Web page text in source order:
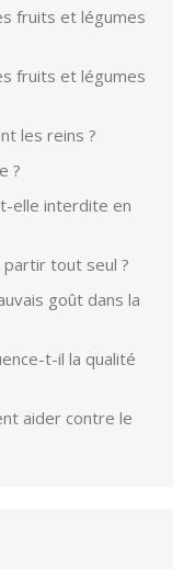
fruits et légumes
fruits et légumes
les reins ?
?
elle interdite en
partir tout seul ?
goût dans la
t-il la qualité
aider contre le